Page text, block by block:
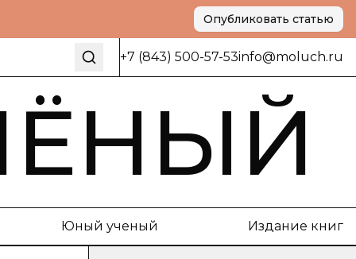
Опубликовать статью
+7 (843) 500-57-53info@moluch.ru
Юный ученый Издание книг